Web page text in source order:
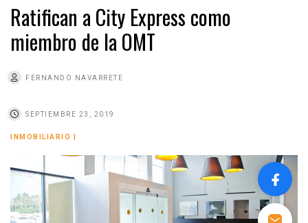
Ratifican a City Express como
miembro de la OMT
FERNANDO NAVARRETE
SEPTIEMBRE 23, 2019
INMOBILIARIO